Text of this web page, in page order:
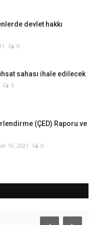
devlet hakkı
0
sahası ihale edilecek
0
(ÇED) Raporu ve
16, 2021 0